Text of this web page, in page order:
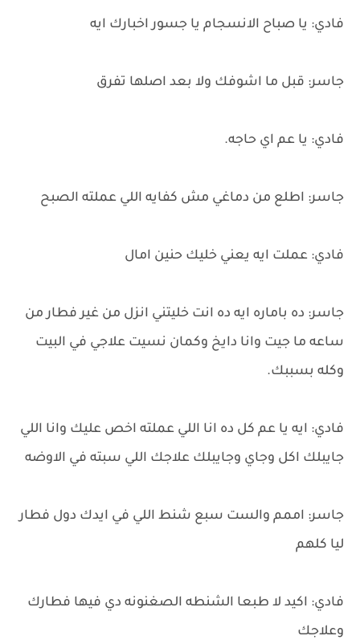
فادي: يا صباح الانسجام يا جسور اخبارك ايه
جاسر: قبل ما اشوفك ولا بعد اصلها تفرق
فادي: يا عم اي حاجه.
جاسر: اطلع من دماغي مش كفايه اللي عملته الصبح
فادي: عملت ايه يعني خليك حنين امال
جاسر: ده باماره ايه ده انت خليتني انزل من غير فطار من
ساعه ما جيت وانا دايخ وكمان نسيت علاجي في البيت
وكله بسببك.
فادي: ايه يا عم كل ده انا اللي عملته اخص عليك وانا اللي
جايبلك اكل وجاي وجايبلك علاجك اللي سبته في الاوضه
جاسر: اممم والست سبع شنط اللي في ايدك دول فطار
ليا كلهم
فادي: اكيد لا طبعا الشنطه الصغنونه دي فيها فطارك
وعلاجك